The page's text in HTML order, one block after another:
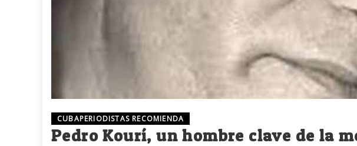
CUBAPERIODISTAS RECOMIENDA
Pedro Kourí, un hombre clave de la